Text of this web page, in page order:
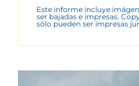
Este informe incluye
ser bajadas e impresas.
sólo pueden ser impresas